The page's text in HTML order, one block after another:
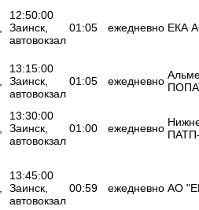
12:50:00
Заинск,
автовокзал
01:05 ежедневно ЕКА
13:15:00
Заинск,
автовокзал
01:05 ежедневно
13:30:00
Заинск,
автовокзал
01:00 ежедневно
13:45:00
Заинск,
автовокзал
00:59 ежедневно АО